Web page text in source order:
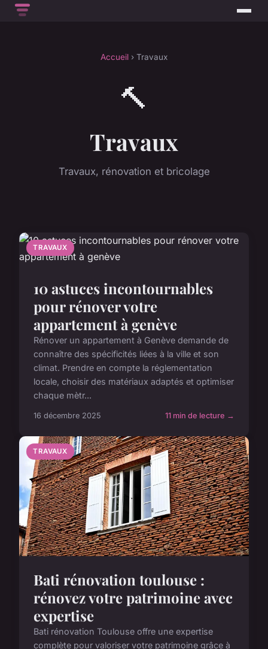
Accueil › Travaux
🔨
Travaux
Travaux, rénovation et bricolage
TRAVAUX
10 astuces incontournables
pour rénover votre
appartement à genève
Rénover un appartement à Genève demande de
connaître des spécificités liées à la ville et son
climat. Prendre en compte la réglementation
locale, choisir des matériaux adaptés et optimiser
chaque mètr...
16 décembre 2025 11 min de lecture →
TRAVAUX
Bati rénovation toulouse :
rénovez votre patrimoine avec
expertise
Bati rénovation Toulouse offre une expertise
complète pour valoriser votre patrimoine grâce à